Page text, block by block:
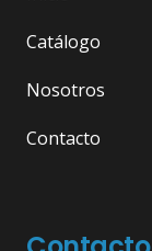
Catálogo
Nosotros
Contacto